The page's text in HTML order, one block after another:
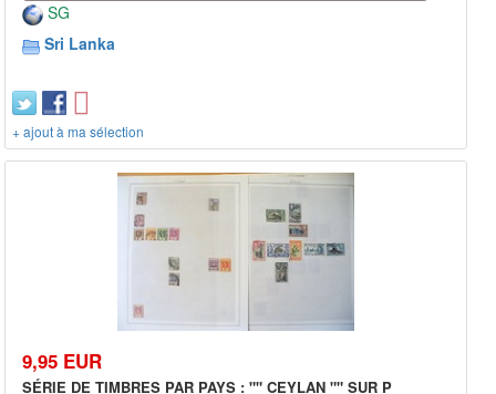
SG
Sri Lanka
+ ajout à ma sélection
9,95 EUR
SÉRIE DE TIMBRES PAR PAYS : "" CEYLAN "" SUR P